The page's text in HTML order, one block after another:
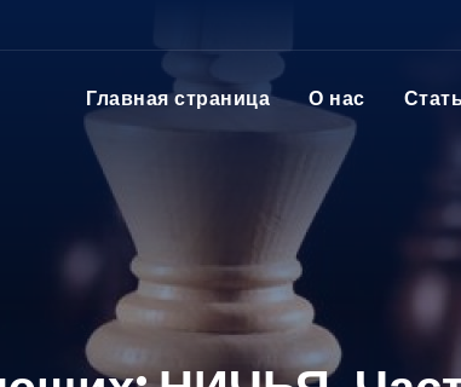
Главная страница О нас